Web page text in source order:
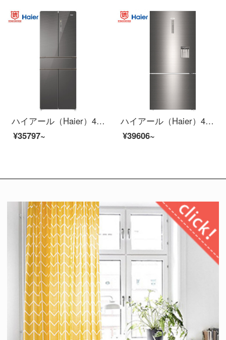
ハイアール（Haier）418リットルダブル周波数変换风冷无霜中字5ドアの冷蔵库全変温引出しパソコン三温区彩晶ガラスパネルBCD-418 WDEU
¥35797~
ハイアール（Haier）495リットルダブル周波数変换风冷无霜超広角格式2つの冷蔵库のファッションの外で水を取る独立したパックBCD-495 WEA
¥39606~